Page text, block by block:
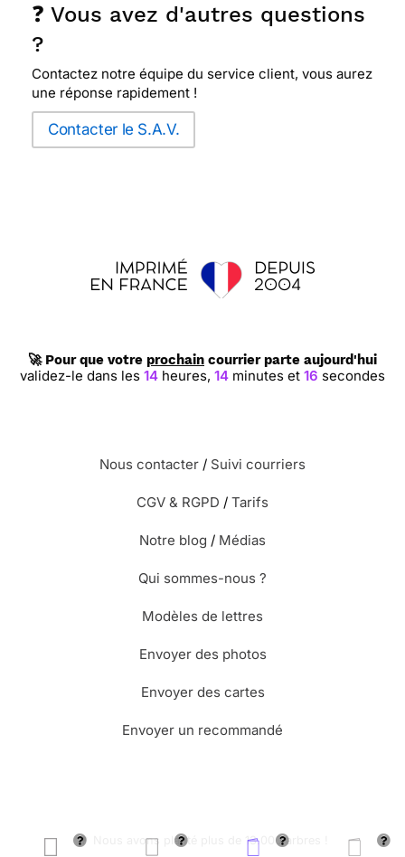
❓ Vous avez d'autres questions
?
Contactez notre équipe du service client, vous aurez
une réponse rapidement !
Contacter le S.A.V.
🚀 Pour que votre prochain courrier parte aujourd'hui
validez-le dans les 14 heures, 14 minutes et 16 secondes
Nous contacter / Suivi courriers
CGV & RGPD / Tarifs
Notre blog / Médias
Qui sommes-nous ?
Modèles de lettres
Envoyer des photos
Envoyer des cartes
Envoyer un recommandé
🌳 Nous avons planté plus de 13.000 arbres !